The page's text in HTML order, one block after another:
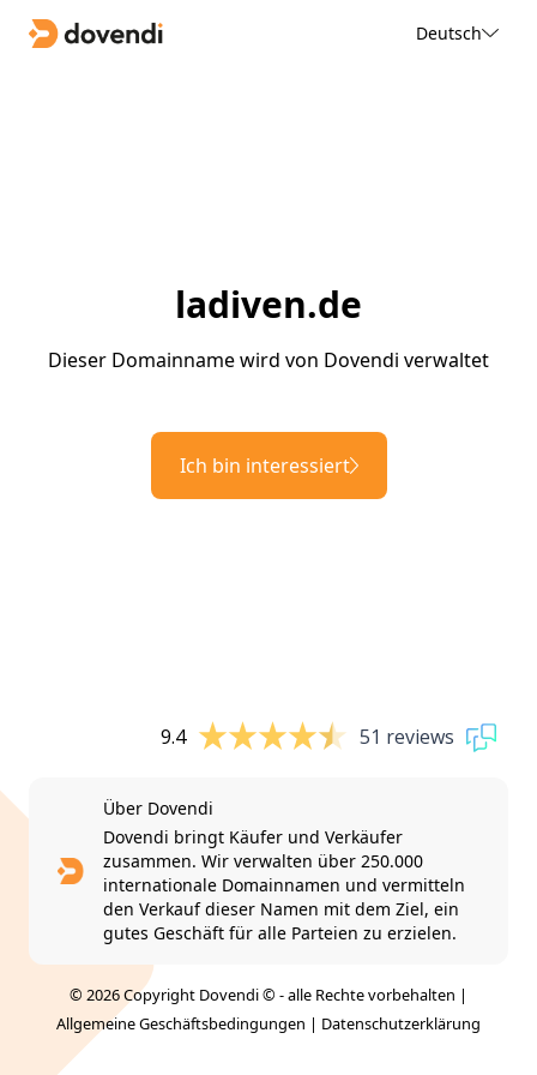
Deutsch
ladiven.de
Dieser Domainname wird von Dovendi verwaltet
Ich bin interessiert
9.4 51 reviews
Über Dovendi
Dovendi bringt Käufer und Verkäufer
zusammen. Wir verwalten über 250.000
internationale Domainnamen und vermitteln
den Verkauf dieser Namen mit dem Ziel, ein
gutes Geschäft für alle Parteien zu erzielen.
© 2026 Copyright Dovendi © - alle Rechte vorbehalten |
Allgemeine Geschäftsbedingungen | Datenschutzerklärung